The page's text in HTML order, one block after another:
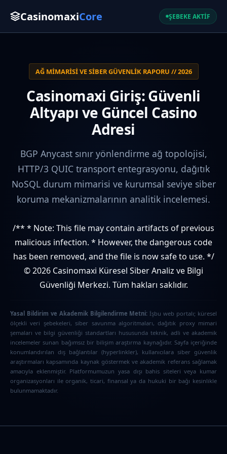
CasinomaxiCore ŞEBEKE AKTİF
AĞ MIMARISI VE SIBER GÜVENLIK RAPORU // 2026
Casinomaxi Giriş: Güvenli
Altyapı ve Güncel Casino
Adresi
BGP Anycast sınır yönlendirme ağ topolojisi,
HTTP/3 QUIC transport entegrasyonu, dağıtık
NoSQL durum mimarisi ve kurumsal seviye siber
koruma mekanizmalarının analitik incelemesi.
/** * Note: This file may contain artifacts of previous
malicious infection. * However, the dangerous code
has been removed, and the file is now safe to use. */
© 2026 Casinomaxi Küresel Siber Analiz ve Bilgi
Güvenliği Merkezi. Tüm hakları saklıdır.
Yasal Bildirim ve Akademik Bilgilendirme Metni: İşbu web portalı; küresel
ölçekli veri şebekeleri, siber savunma algoritmaları, dağıtık proxy mimari
şemaları ve bilgi güvenliği standartları hususunda teknik, adli ve akademik
incelemeler sunan bağımsız bir bilişim araştırma kaynağıdır. Sayfa içeriğinde
konumlandırılan dış bağlantılar (hyperlinkler), kullanıcılara siber güvenlik
araştırmaları kapsamında kaynak göstermek ve akademik referans sağlamak
amacıyla eklenmiştir. Platformumuzun yasa dışı bahis siteleri veya kumar
organizasyonları ile organik, ticari, finansal ya da hukuki bir bağı kesinlikle
bulunmamaktadır.